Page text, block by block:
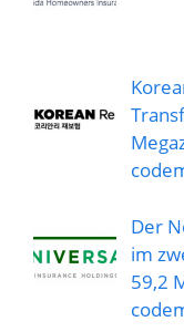
Der
im
59,2